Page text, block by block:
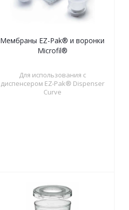
Мембраны EZ-Pak® и воронки
Microfil®
Для использования с
диспенсером EZ-Pak® Dispenser
Curve